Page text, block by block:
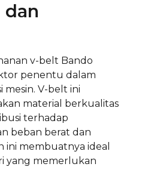
dan
v-belt Bando
penentu dalam
mesin. V-belt ini
material berkualitas
terhadap
beban berat dan
ini membuatnya ideal
yang memerlukan